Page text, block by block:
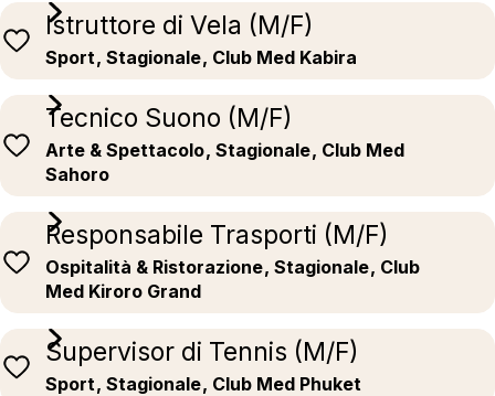
Istruttore di Vela (M/F)
Sport, Stagionale, Club Med Kabira
Tecnico Suono (M/F)
Arte & Spettacolo, Stagionale, Club Med
Sahoro
Responsabile Trasporti (M/F)
Ospitalità & Ristorazione, Stagionale, Club
Med Kiroro Grand
Supervisor di Tennis (M/F)
Sport, Stagionale, Club Med Phuket